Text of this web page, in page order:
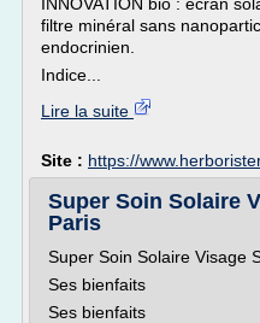
filtre minéral sans
endocrinien.
Indice...
Lire la suite
Site : https://
Super Soin Solaire
Paris
Super Soin Solaire Visage
Ses bienfaits
Ses bienfaits